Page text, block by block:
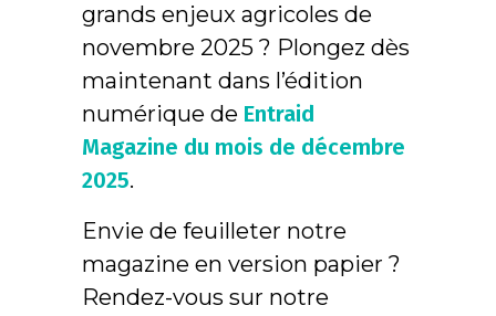
grands enjeux agricoles de
novembre 2025 ? Plongez dès
maintenant dans l’édition
numérique de Entraid
Magazine du mois de décembre
2025.
Envie de feuilleter notre
magazine en version papier ?
Rendez-vous sur notre